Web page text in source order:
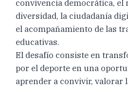
convivencia democrática, el
diversidad, la ciudadanía
el acompañamiento de las
educativas.
El desafío consiste en
por el deporte en una
aprender a convivir, valorar